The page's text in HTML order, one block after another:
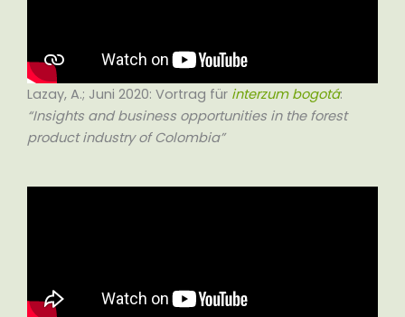
Lazay, A.; Juni 2020: Vortrag für interzum bogotá:
“Insights and business opportunities in the forest
product industry of Colombia”